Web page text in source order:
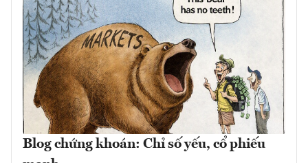
Blog chứng khoán: Chỉ số yếu, cổ phiếu